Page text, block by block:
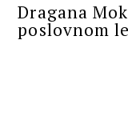
Dragana
poslovnom